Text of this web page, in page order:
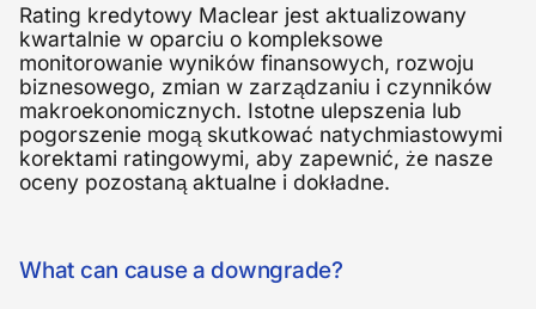
Rating kredytowy Maclear jest aktualizowany
kwartalnie w oparciu o kompleksowe
monitorowanie wyników finansowych, rozwoju
biznesowego, zmian w zarządzaniu i czynników
makroekonomicznych. Istotne ulepszenia lub
pogorszenie mogą skutkować natychmiastowymi
korektami ratingowymi, aby zapewnić, że nasze
oceny pozostaną aktualne i dokładne.
What can cause a downgrade?